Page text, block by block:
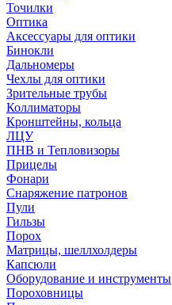
Точилки
Оптика
Аксессуары для оптики
Бинокли
Дальномеры
Чехлы для оптики
Зрительные трубы
Коллиматоры
Кронштейны, кольца
ЛЦУ
ПНВ и Тепловизоры
Прицелы
Фонари
Снаряжение патронов
Пули
Гильзы
Порох
Матрицы, шеллхолдеры
Капсюли
Оборудование и инструменты
Пороховницы